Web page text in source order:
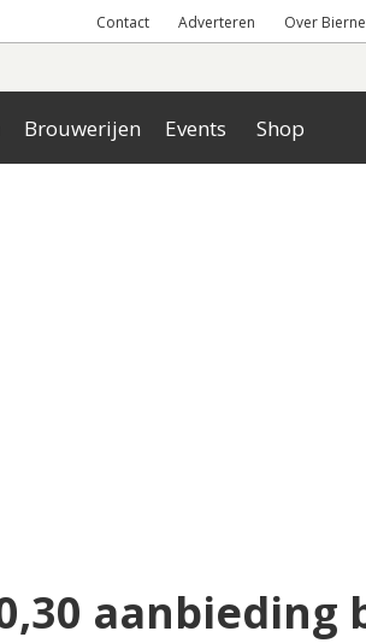
Contact Adverteren Over
Brouwerijen Events Shop
aanbieding